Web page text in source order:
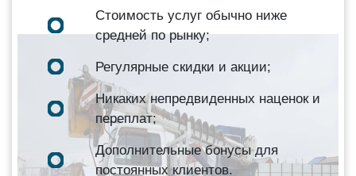
Стоимость услуг обычно ниже
средней по рынку;
Регулярные скидки и акции;
Никаких непредвиденных наценок и
переплат;
Дополнительные бонусы для
постоянных клиентов.